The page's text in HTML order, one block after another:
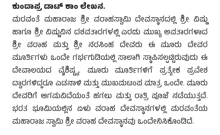
ಕುಂದಾಪ್ರ ಡಾಟ್ ಕಾಂ ಲೇಖನ.
ಮರವಂತೆ ಮಹಾರಾಜ ಶ್ರೀ ವರಾಹಸ್ವಾಮಿ ದೇವಸ್ಥಾನದಲ್ಲಿ ಶ್ರೀ ವಿಷ್ಣು
ಹಾಗೂ ಶ್ರೀ ವಿಷ್ಣುವಿನ ದಶವತಾರಗಳಲ್ಲಿ ಎರಡು ಮುಖ್ಯ ಅವತಾರಗಳಾದ
ಶ್ರೀ ವರಾಹ ಮತ್ತು ಶ್ರೀ ನರಸಿಂಹ ದೇವರು ಈ ಮೂರು ದೇವರ
ಮೂರ್ತಿಗಳು ಒಂದೇ ಗರ್ಭಗುಡಿಯಲ್ಲಿ ಸಾಲಾಗಿ ಸ್ಥಾಪಿಸಲ್ಪಟ್ಟಿರುವುದು ಈ
ದೇವಾಲಯದ ವೈಶಿಷ್ಟ್ಯ. ಮೂರು ಮೂರ್ತಿಗಳಿಗೆ ಪ್ರತ್ಯೇಕ ಪ್ರವೇಶ
ದ್ವಾರಗಳಿದ್ದರೂ ಎಡನಾಳಿ ಮತ್ತು ಮುಖಮಟಂಪ ಮಾತ್ರ ಒಂದೇ. ಮೂರು
ದೇವರಿಗೆ ಆಗಮವಿದೆಯಂತೆ ಹಗಲು ಮತ್ತು ರಾತ್ರಿ ಪೂಜೆ ನಡೆಯುತ್ತದೆ.
ಭರತ ಭೂಮಿಯಲ್ಲಿನ ಏಳು ವರಾಹ ದೇವಸ್ಥಾನಗಳಲ್ಲಿ ಮರವಂತೆಯ
ಮಹಾರಾಜ ಸ್ವಾಮಿ ಶ್ರೀ ವರಾಹ ದೇವಸ್ಥಾನವು ಒಂದೇನಿಸಿಕೊಂಡಿದೆ.